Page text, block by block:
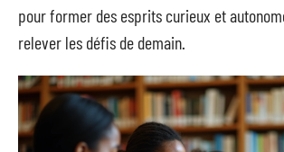
pour former des esprits curieux et
relever les défis de demain.